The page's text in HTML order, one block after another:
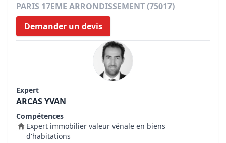
PARIS 17EME ARRONDISSEMENT (75017)
Demander un devis
Expert
ARCAS YVAN
Compétences
Expert immobilier valeur vénale en biens
d'habitations